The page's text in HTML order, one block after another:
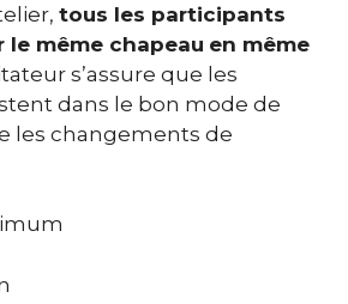
tous les participants
même chapeau en même
s’assure que les
dans le bon mode de
les changements de